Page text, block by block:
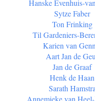
Hanske Evenhuis-
Sytze Faber
Ton Frinking
Til Gardeniers-
Karien van
Aart Jan de
Jan de Graaf
Henk de Haan
Sarath Hamstra
Annemieke van